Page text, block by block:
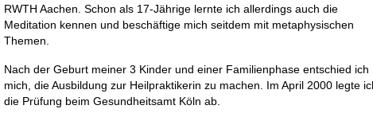
RWTH Aachen. Schon als 17-Jährige lernte ich allerdings auch die
Meditation kennen und beschäftige mich seitdem mit metaphysischen
Themen.
Nach der Geburt meiner 3 Kinder und einer Familienphase entschied ich
mich, die Ausbildung zur Heilpraktikerin zu machen. Im April 2000 legte
die Prüfung beim Gesundheitsamt Köln ab.